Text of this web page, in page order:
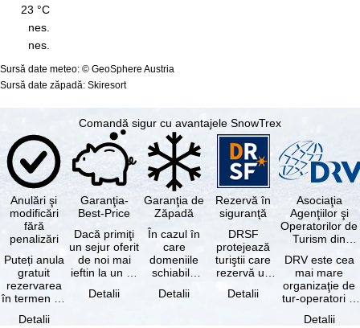
ZĂPADĂ
23 °C
nes.
nes.
Sursă date meteo: © GeoSphere Austria
Sursă date zăpadă: Skiresort
Comandă sigur cu avantajele SnowTrex
Anulări şi
modificări
fără
penalizări
Puteți anula
gratuit
rezervarea
în termen de
data
Detalii
Garanţia-
Best-Price
Dacă primiţi
un sejur oferit
de noi mai
ieftin la un alt
cu aceleaşi …
Detalii
Garanţia de
Zăpadă
În cazul în
care
domeniile
schiabile
skipass-ul
Detalii
Rezervă în
siguranţă
DRSF
protejează
turiştii care
rezervă un
sau servicii
Detalii
Asociaţia
Agenţiilor şi
Operatorilor de
Turism din
DRV este cea
mai mare
organizaţie de
tur-operatori şi
turism din
Detalii